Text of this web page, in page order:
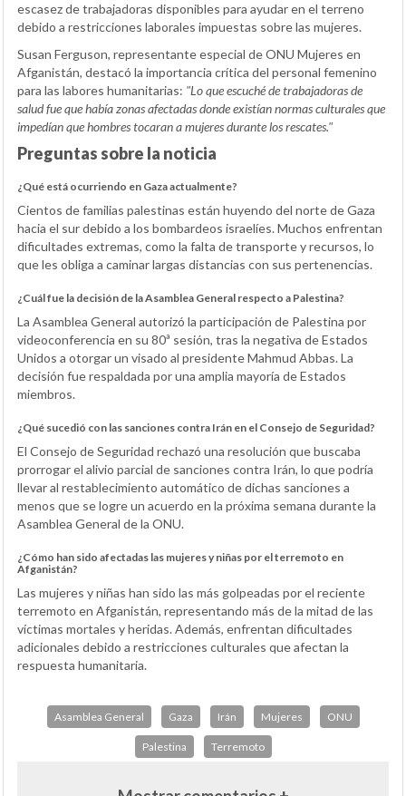
escasez de trabajadoras disponibles para ayudar en el terreno
debido a restricciones laborales impuestas sobre las mujeres.
Susan Ferguson, representante especial de ONU Mujeres en
Afganistán, destacó la importancia crítica del personal femenino
para las labores humanitarias: "Lo que escuché de trabajadoras de
salud fue que había zonas afectadas donde existían normas culturales que
impedían que hombres tocaran a mujeres durante los rescates."
Preguntas sobre la noticia
¿Qué está ocurriendo en Gaza actualmente?
Cientos de familias palestinas están huyendo del norte de Gaza
hacia el sur debido a los bombardeos israelíes. Muchos enfrentan
dificultades extremas, como la falta de transporte y recursos, lo
que les obliga a caminar largas distancias con sus pertenencias.
¿Cuál fue la decisión de la Asamblea General respecto a Palestina?
La Asamblea General autorizó la participación de Palestina por
videoconferencia en su 80ª sesión, tras la negativa de Estados
Unidos a otorgar un visado al presidente Mahmud Abbas. La
decisión fue respaldada por una amplia mayoría de Estados
miembros.
¿Qué sucedió con las sanciones contra Irán en el Consejo de Seguridad?
El Consejo de Seguridad rechazó una resolución que buscaba
prorrogar el alivio parcial de sanciones contra Irán, lo que podría
llevar al restablecimiento automático de dichas sanciones a
menos que se logre un acuerdo en la próxima semana durante la
Asamblea General de la ONU.
¿Cómo han sido afectadas las mujeres y niñas por el terremoto en
Afganistán?
Las mujeres y niñas han sido las más golpeadas por el reciente
terremoto en Afganistán, representando más de la mitad de las
víctimas mortales y heridas. Además, enfrentan dificultades
adicionales debido a restricciones culturales que afectan la
respuesta humanitaria.
Asamblea General Gaza Irán Mujeres ONU
Palestina Terremoto